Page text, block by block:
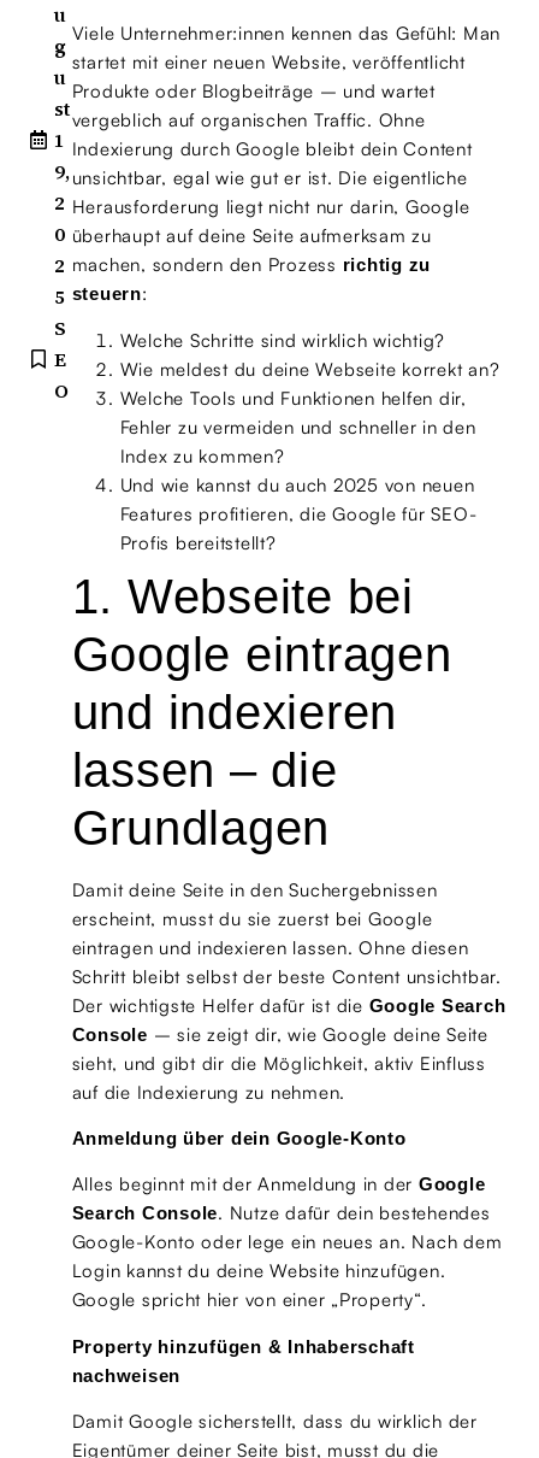
u
g
u
st
1
9,
2
0
2
5
S
E
O
Viele Unternehmer:innen kennen das Gefühl: Man
startet mit einer neuen Website, veröffentlicht
Produkte oder Blogbeiträge – und wartet
vergeblich auf organischen Traffic. Ohne
Indexierung durch Google bleibt dein Content
unsichtbar, egal wie gut er ist. Die eigentliche
Herausforderung liegt nicht nur darin, Google
überhaupt auf deine Seite aufmerksam zu
machen, sondern den Prozess richtig zu
steuern:
Welche Schritte sind wirklich wichtig?
Wie meldest du deine Webseite korrekt an?
Welche Tools und Funktionen helfen dir,
Fehler zu vermeiden und schneller in den
Index zu kommen?
Und wie kannst du auch 2025 von neuen
Features profitieren, die Google für SEO-
Profis bereitstellt?
1. Webseite bei
Google eintragen
und indexieren
lassen – die
Grundlagen
Damit deine Seite in den Suchergebnissen
erscheint, musst du sie zuerst bei Google
eintragen und indexieren lassen. Ohne diesen
Schritt bleibt selbst der beste Content unsichtbar.
Der wichtigste Helfer dafür ist die Google Search
Console – sie zeigt dir, wie Google deine Seite
sieht, und gibt dir die Möglichkeit, aktiv Einfluss
auf die Indexierung zu nehmen.
Anmeldung über dein Google-Konto
Alles beginnt mit der Anmeldung in der Google
Search Console. Nutze dafür dein bestehendes
Google-Konto oder lege ein neues an. Nach dem
Login kannst du deine Website hinzufügen.
Google spricht hier von einer „Property“.
Property hinzufügen & Inhaberschaft
nachweisen
Damit Google sicherstellt, dass du wirklich der
Eigentümer deiner Seite bist, musst du die